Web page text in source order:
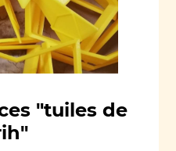
"tuiles de